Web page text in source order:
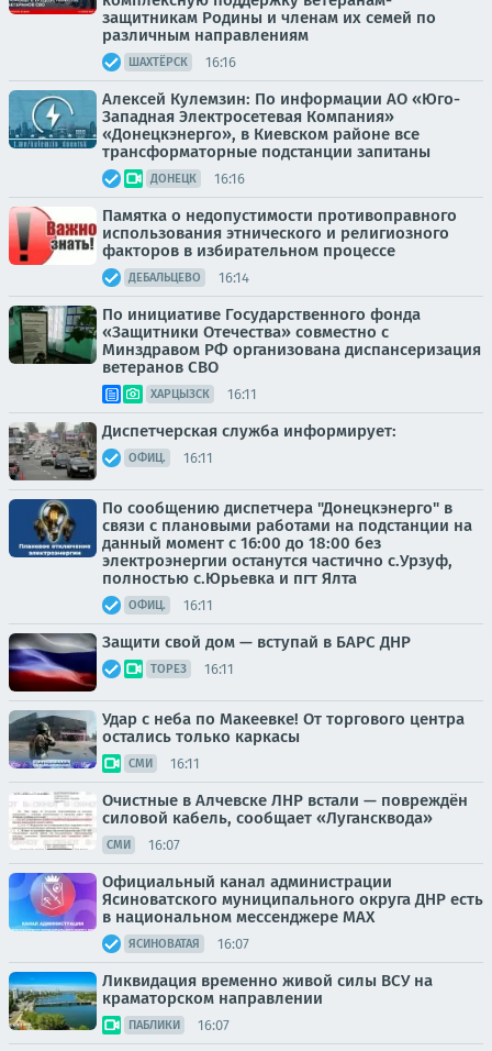
защитникам Родины и членам их семей по
различным направлениям
ШАХТЁРСК 16:16
Алексей Кулемзин: По информации АО «Юго-
Западная Электросетевая Компания»
«Донецкэнерго», в Киевском районе все
трансформаторные подстанции запитаны
ДОНЕЦК 16:16
Памятка о недопустимости противоправного
использования этнического и религиозного
факторов в избирательном процессе
ДЕБАЛЬЦЕВО 16:14
По инициативе Государственного фонда
«Защитники Отечества» совместно с
Минздравом РФ организована диспансеризация
ветеранов СВО
ХАРЦЫЗСК 16:11
Диспетчерская служба информирует:
ОФИЦ. 16:11
По сообщению диспетчера "Донецкэнерго" в
связи с плановыми работами на подстанции на
данный момент с 16:00 до 18:00 без
электроэнергии останутся частично с.Урзуф,
полностью с.Юрьевка и пгт Ялта
ОФИЦ. 16:11
Защити свой дом — вступай в БАРС ДНР
ТОРЕЗ 16:11
Удар с неба по Макеевке! От торгового центра
остались только каркасы
СМИ 16:11
Очистные в Алчевске ЛНР встали — повреждён
силовой кабель, сообщает «Лугансквода»
СМИ 16:07
Официальный канал администрации
Ясиноватского муниципального округа ДНР есть
в национальном мессенджере MAX
ЯСИНОВАТАЯ 16:07
Ликвидация временно живой силы ВСУ на
краматорском направлении
ПАБЛИКИ 16:07